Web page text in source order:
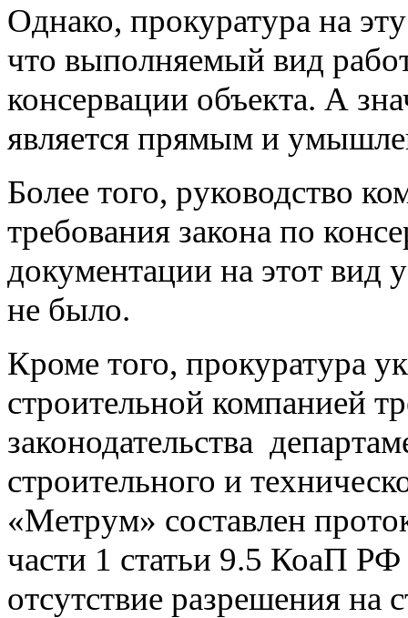
Однако, прокуратура на
что выполняемый вид
консервации объекта. А
является прямым и
Более того, руководство
требования закона по
документации на этот вид
не было.
Кроме того, прокуратура
строительной компанией
законодательства
строительного и
«Метрум» составлен
части 1 статьи 9.5 КоаП
отсутствие разрешения на